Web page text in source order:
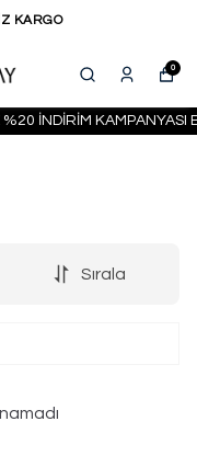
KARGO
0
İNDİRİM KAMPANYASI
Sırala